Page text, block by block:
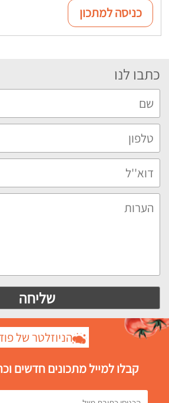
כניסה למתכון
כתבו לנו
הניוזלטר של
קבלו למייל מתכונים חדשים